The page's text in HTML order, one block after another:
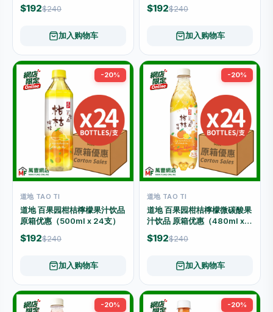
$192$240
加入购物车
$192$240
加入购物车
-20%
道地 TAO TI
道地 百果园柑桔檸檬果汁饮品
原箱优惠（500ml x 24支）
$192$240
加入购物车
-20%
道地 TAO TI
道地 百果园柑桔檸檬微碳酸果
汁饮品 原箱优惠（480ml x
24支）
$192$240
加入购物车
-20% -20%